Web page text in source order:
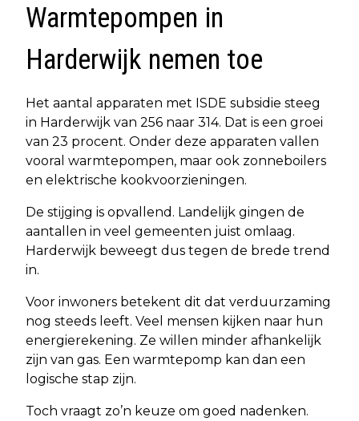
Warmtepompen in
Harderwijk nemen toe
Het aantal apparaten met ISDE subsidie steeg
in Harderwijk van 256 naar 314. Dat is een groei
van 23 procent. Onder deze apparaten vallen
vooral warmtepompen, maar ook zonneboilers
en elektrische kookvoorzieningen.
De stijging is opvallend. Landelijk gingen de
aantallen in veel gemeenten juist omlaag.
Harderwijk beweegt dus tegen de brede trend
in.
Voor inwoners betekent dit dat verduurzaming
nog steeds leeft. Veel mensen kijken naar hun
energierekening. Ze willen minder afhankelijk
zijn van gas. Een warmtepomp kan dan een
logische stap zijn.
Toch vraagt zo’n keuze om goed nadenken.